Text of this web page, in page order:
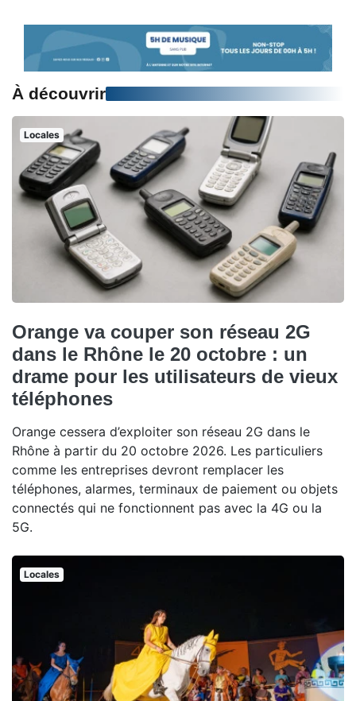
À découvrir
Locales
Orange va couper son réseau 2G
dans le Rhône le 20 octobre : un
drame pour les utilisateurs de vieux
téléphones
Orange cessera d’exploiter son réseau 2G dans le
Rhône à partir du 20 octobre 2026. Les particuliers
comme les entreprises devront remplacer les
téléphones, alarmes, terminaux de paiement ou objets
connectés qui ne fonctionnent pas avec la 4G ou la
5G.
Locales